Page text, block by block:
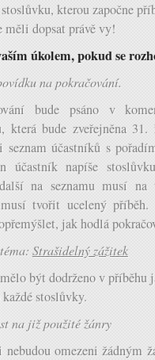
kterou započne
měli dopsat právě vy!
úkolem, pokud se
na pokračování.
bude psáno v
která bude zveřejněna
seznam účastníků s
účastník napíše
na seznamu musí
tvořit ucelený
jak hodlá
Strašidelný zážitek
být dodrženo v příběhu
stoslůvky.
na již použité žánry
nebudou omezeni žádným